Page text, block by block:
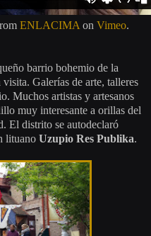
ENLACIMA on Vimeo.
barrio bohemio de la
Galerías de arte, talleres
Muchos artistas y artesanos
muy interesante a orillas del
El distrito se autodeclaró
lituano Uzupio Res Publika.